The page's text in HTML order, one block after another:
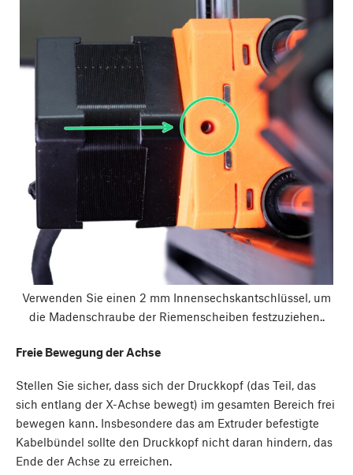
Verwenden Sie einen 2 mm Innensechskantschlüssel, um
die Madenschraube der Riemenscheiben festzuziehen..
Freie Bewegung der Achse
Stellen Sie sicher, dass sich der Druckkopf (das Teil, das
sich entlang der X-Achse bewegt) im gesamten Bereich frei
bewegen kann. Insbesondere das am Extruder befestigte
Kabelbündel sollte den Druckkopf nicht daran hindern, das
Ende der Achse zu erreichen.